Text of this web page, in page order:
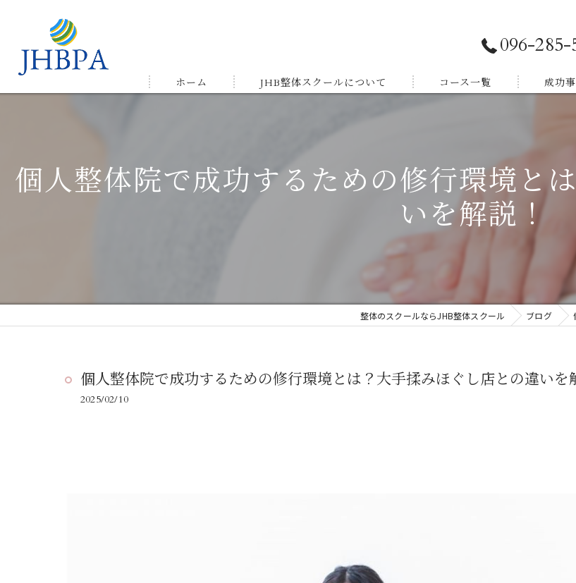
096-285-
ホーム JHB整体スクールについて
受講生の声＆体験談
コース一覧
家族を癒したい
健康を学びたい
成功
個人整体院で成功するための修行環境と
いを解説！
整体のスクールならJHB整体スクール ブログ
個人整体院で成功するための修行環境とは？大手揉みほぐし店との違いを
2025/02/10